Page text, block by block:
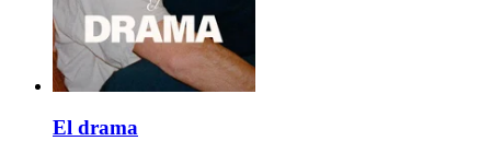
El drama